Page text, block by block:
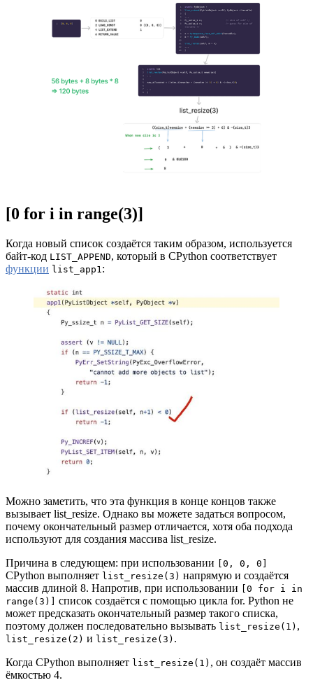
[0 for i in range(3)]
Когда новый список создаётся таким образом, используется
байт-код LIST_APPEND, который в CPython соответствует
функции list_app1:
Можно заметить, что эта функция в конце концов также
вызывает list_resize. Однако вы можете задаться вопросом,
почему окончательный размер отличается, хотя оба подхода
используют для создания массива list_resize.
Причина в следующем: при использовании
[0, 0, 0]
CPython выполняет list_resize(3) напрямую и создаётся
массив длиной 8. Напротив, при использовании
[0 for i in
range(3)]
список создаётся с помощью цикла for. Python не
может предсказать окончательный размер такого списка,
поэтому должен последовательно вызывать list_resize(1) ,
list_resize(2) и list_resize(3) .
Когда CPython выполняет list_resize(1) , он создаёт массив
ёмкостью 4.